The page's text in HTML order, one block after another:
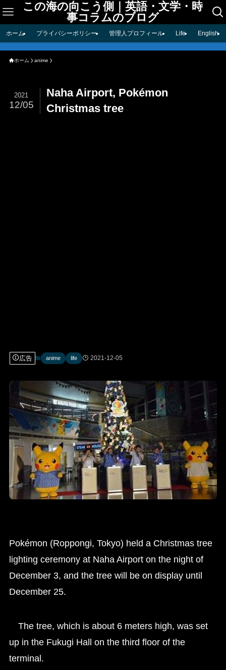
この海の向こう側｜英語・文学・時
事コラムのブログ
ホーム プライバシーポリシー 管理人プロフィール Life English
ホーム anime
Naha Airport, Pokémon
Christmas tree
2021
12/05
広告 anime life 2021-12-05
Pokémon (Roppongi, Tokyo) held a Christmas tree
lighting ceremony at Naha Airport on the night of
December 3, and the tree will be on display until
December 25.
The tree, which is about 6 meters high, was set
up in the Fukugi Hall on the third floor of the
terminal.